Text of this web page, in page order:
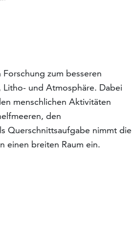
zum besseren
Litho- und Atmosphäre. Dabei
menschlichen Aktivitäten
den
Querschnittsaufgabe nimmt die
einen breiten Raum ein.